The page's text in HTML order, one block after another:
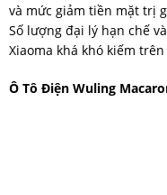
và mức giảm tiền mặt trị
Số lượng đại lý hạn chế
Xiaoma khá khó kiếm
Ô Tô Điện Wuling